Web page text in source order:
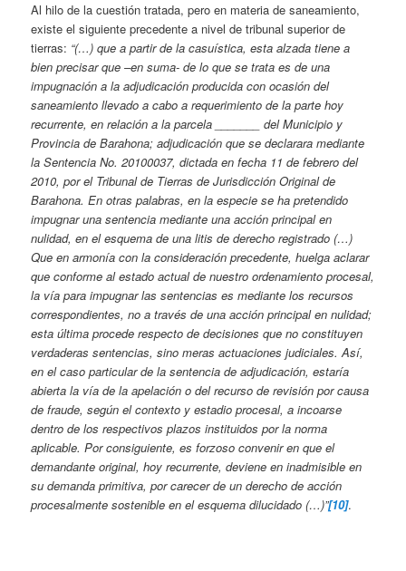
Al hilo de la cuestión tratada, pero en materia de saneamiento,
existe el siguiente precedente a nivel de tribunal superior de
tierras: “(…) que a partir de la casuística, esta alzada tiene a
bien precisar que –en suma- de lo que se trata es de una
impugnación a la adjudicación producida con ocasión del
saneamiento llevado a cabo a requerimiento de la parte hoy
recurrente, en relación a la parcela _______ del Municipio y
Provincia de Barahona; adjudicación que se declarara mediante
la Sentencia No. 20100037, dictada en fecha 11 de febrero del
2010, por el Tribunal de Tierras de Jurisdicción Original de
Barahona. En otras palabras, en la especie se ha pretendido
impugnar una sentencia mediante una acción principal en
nulidad, en el esquema de una litis de derecho registrado (…)
Que en armonía con la consideración precedente, huelga aclarar
que conforme al estado actual de nuestro ordenamiento procesal,
la vía para impugnar las sentencias es mediante los recursos
correspondientes, no a través de una acción principal en nulidad;
esta última procede respecto de decisiones que no constituyen
verdaderas sentencias, sino meras actuaciones judiciales. Así,
en el caso particular de la sentencia de adjudicación, estaría
abierta la vía de la apelación o del recurso de revisión por causa
de fraude, según el contexto y estadio procesal, a incoarse
dentro de los respectivos plazos instituidos por la norma
aplicable. Por consiguiente, es forzoso convenir en que el
demandante original, hoy recurrente, deviene en inadmisible en
su demanda primitiva, por carecer de un derecho de acción
procesalmente sostenible en el esquema dilucidado (…)”[10].